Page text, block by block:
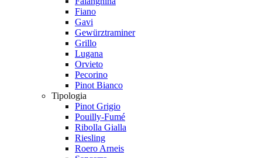
Fiano
Gavi
Gewürztraminer
Grillo
Lugana
Orvieto
Pecorino
Pinot Bianco
Tipologia
Pinot Grigio
Pouilly-Fumé
Ribolla Gialla
Riesling
Roero Arneis